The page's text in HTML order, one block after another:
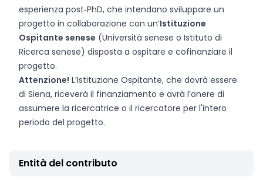
esperienza post‑PhD, che intendano sviluppare un
progetto in collaborazione con un’Istituzione
Ospitante senese (Università senese o Istituto di
Ricerca senese) disposta a ospitare e cofinanziare il
progetto.
Attenzione! L’Istituzione Ospitante, che dovrà essere
di Siena, riceverà il finanziamento e avrà l’onere di
assumere la ricercatrice o il ricercatore per l'intero
periodo del progetto.
Entità del contributo